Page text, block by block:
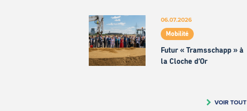
06.07.2026
Mobilité
Futur « Tramsschapp » à
la Cloche d’Or
VOIR TOUT